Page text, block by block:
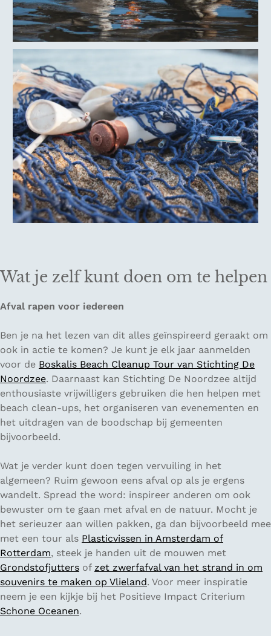
Wat je zelf kunt doen om te helpen
Afval rapen voor iedereen
Ben je na het lezen van dit alles geïnspireerd geraakt om
ook in actie te komen? Je kunt je elk jaar aanmelden
voor de Boskalis Beach Cleanup Tour van Stichting De
Noordzee. Daarnaast kan Stichting De Noordzee altijd
enthousiaste vrijwilligers gebruiken die hen helpen met
beach clean-ups, het organiseren van evenementen en
het uitdragen van de boodschap bij gemeenten
bijvoorbeeld.
Wat je verder kunt doen tegen vervuiling in het
algemeen? Ruim gewoon eens afval op als je ergens
wandelt. Spread the word: inspireer anderen om ook
bewuster om te gaan met afval en de natuur. Mocht je
het serieuzer aan willen pakken, ga dan bijvoorbeeld mee
met een tour als Plasticvissen in Amsterdam of
Rotterdam, steek je handen uit de mouwen met
Grondstofjutters of zet zwerfafval van het strand in om
souvenirs te maken op Vlieland. Voor meer inspiratie
neem je een kijkje bij het Positieve Impact Criterium
Schone Oceanen.